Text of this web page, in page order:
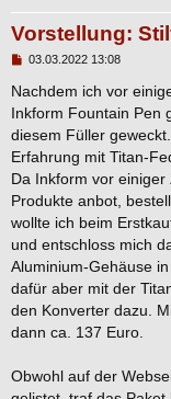
Vorstellung:
B
i
t
r
g
03.03.2022 13:08
Nachdem ich vor
Inkform Fountain Pen
diesem Füller
Erfahrung mit Titan-
Da Inkform vor
Produkte anbot,
wollte ich beim
und entschloss mich
Aluminium-Gehäuse
dafür aber mit der
den Konverter dazu.
dann ca. 137 Euro.
Obwohl auf der